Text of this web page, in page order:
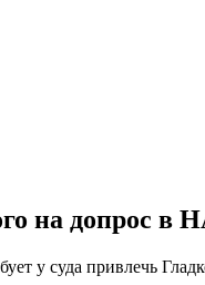
на допрос в
суда привлечь